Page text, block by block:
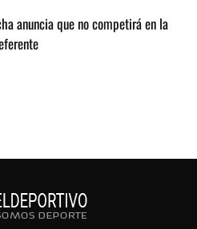
anuncia que no competirá en la